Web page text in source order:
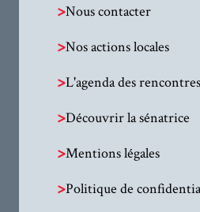
>Nous contacter
>Nos actions locales
>L'agenda des rencontres
>Découvrir la sénatrice
>Mentions légales
>Politique de